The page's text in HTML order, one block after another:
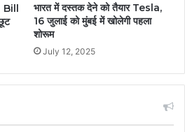
Bill
भारत में दस्तक देने को तैयार Tesla,
16 जुलाई को मुंबई में खोलेगी पहला
शोरूम
July 12, 2025